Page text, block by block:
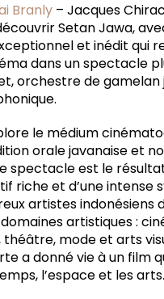
Branly – Jacques
Setan Jawa,
et inédit qui
dans un spectacle
orchestre de gamelan
le médium
orale javanaise et
spectacle est le
riche et d’une intense
artistes indonésiens
artistiques :
théâtre, mode et arts
a donné vie à un film
l’espace et les arts.